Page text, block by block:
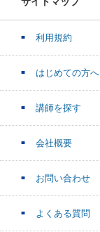
利用規約
はじめての方へ
講師を探す
会社概要
お問い合わせ
よくある質問